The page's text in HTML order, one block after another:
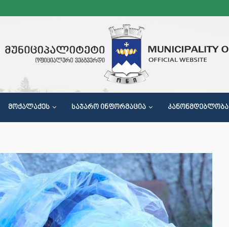
ᲛᲝᲥᲐᲚᲐᲥᲔᲡ ᲡᲐᲯᲐᲠᲝ ᲘᲜᲤᲝᲠᲛᲐᲪᲘᲐ ᲙᲐᲜᲝᲜᲛᲓᲔᲑᲚᲝᲑᲐ